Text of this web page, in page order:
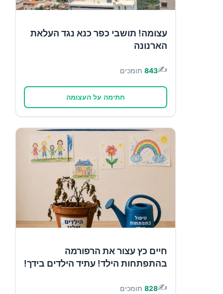
עצומה! תושבי כפר כנא נגד העלאת
הארנונה
✍️
843 תומכים
חתימה על העצומה
חיים כץ עצור את הרפורמה
בהתפתחות הילד! עתיד הילדים בידך!
✍️
828 תומכים